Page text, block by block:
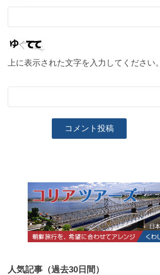
上に表示された文字を入力してください。
人気記事（過去30日間）